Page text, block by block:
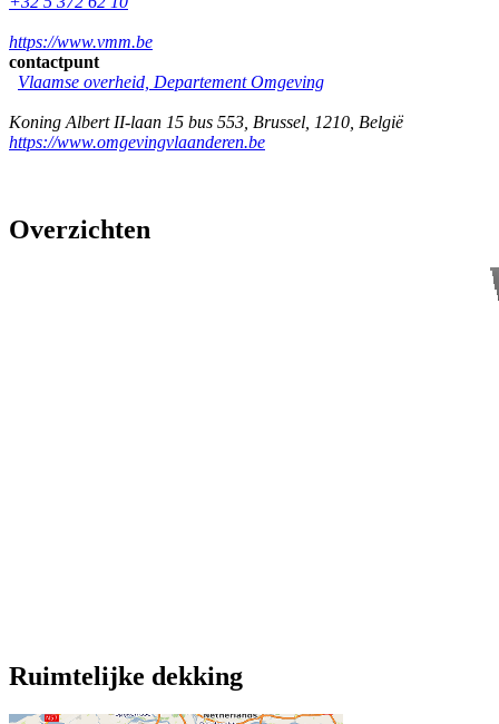
https://www.vmm.be
contactpunt
Vlaamse overheid, Departement Omgeving
Koning Albert II-laan 15 bus 553 Brussel 1210 België
https://www.omgevingvlaanderen.be
Overzichten
Ruimtelijke dekking